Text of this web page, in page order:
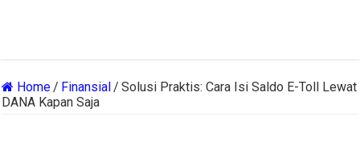
Home/ Finansial/ Solusi Praktis: Cara Isi Saldo E-Toll Lewat
DANA Kapan Saja